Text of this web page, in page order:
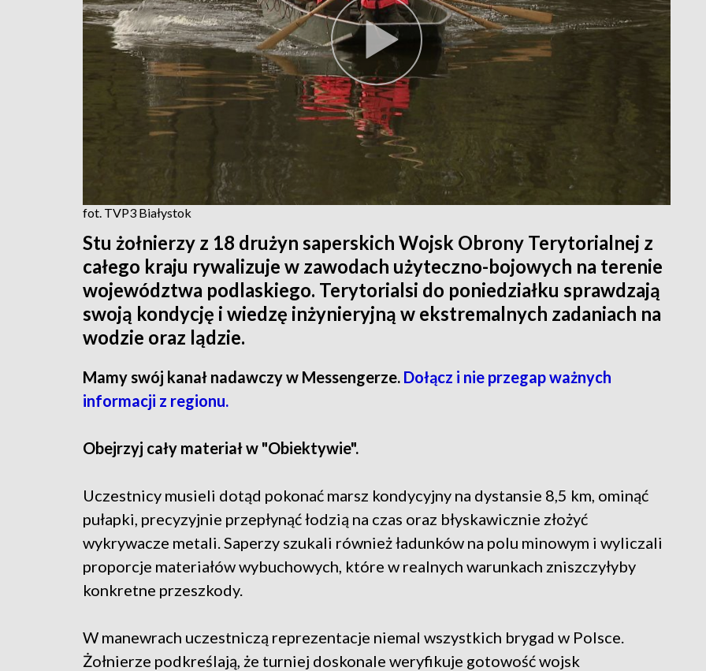
fot. TVP3 Białystok
Stu żołnierzy z 18 drużyn saperskich Wojsk Obrony Terytorialnej z
całego kraju rywalizuje w zawodach użyteczno-bojowych na terenie
województwa podlaskiego. Terytorialsi do poniedziałku sprawdzają
swoją kondycję i wiedzę inżynieryjną w ekstremalnych zadaniach na
wodzie oraz lądzie.
Mamy swój kanał nadawczy w Messengerze. Dołącz i nie przegap ważnych
informacji z regionu.
Obejrzyj cały materiał w "Obiektywie".
Uczestnicy musieli dotąd pokonać marsz kondycyjny na dystansie 8,5 km, ominąć
pułapki, precyzyjnie przepłynąć łodzią na czas oraz błyskawicznie złożyć
wykrywacze metali. Saperzy szukali również ładunków na polu minowym i wyliczali
proporcje materiałów wybuchowych, które w realnych warunkach zniszczyłyby
konkretne przeszkody.
W manewrach uczestniczą reprezentacje niemal wszystkich brygad w Polsce.
Żołnierze podkreślają, że turniej doskonale weryfikuje gotowość wojsk